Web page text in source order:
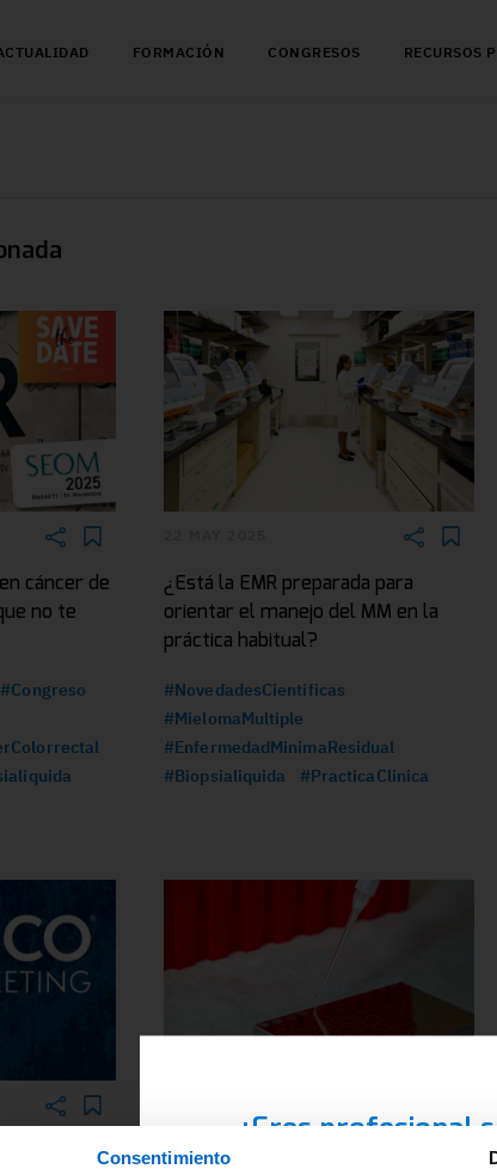
Consentimiento
¿Eres profesional
FORMACIÓN CONGRESOS RECURSOS
cáncer de
no te
#Congreso
¿Está la EMR preparada para
orientar el manejo del MM en la
práctica habitual?
#NovedadesCientificas
#MielomaMultiple
#EnfermedadMinimaResidual
#Biopsialiquida
#PracticaClinica
deja
Avances en la monitorización del